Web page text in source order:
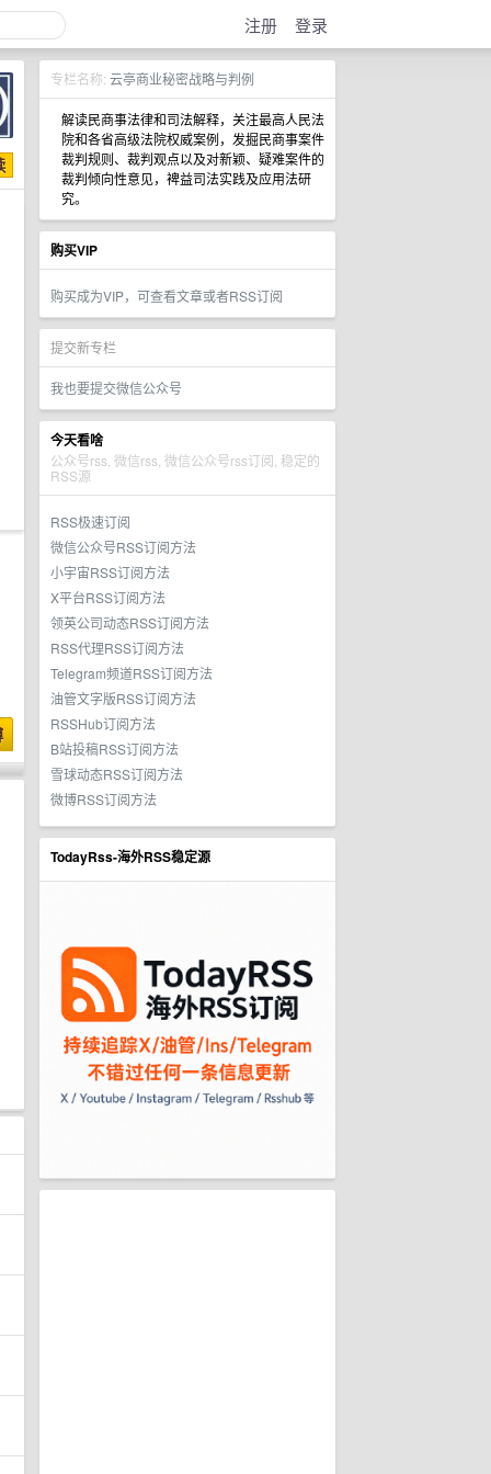
注册 登录
专栏名称: 云亭商业秘密战略与判例
解读民商事法律和司法解释，关注最高人民法
院和各省高级法院权威案例，发掘民商事案件
裁判规则、裁判观点以及对新颖、疑难案件的
裁判倾向性意见，裨益司法实践及应用法研
究。
购买VIP
购买成为VIP，可查看文章或者RSS订阅
提交新专栏
我也要提交微信公众号
今天看啥
公众号rss, 微信rss, 微信公众号rss订阅, 稳定的
RSS源
RSS极速订阅
微信公众号RSS订阅方法
小宇宙RSS订阅方法
X平台RSS订阅方法
领英公司动态RSS订阅方法
RSS代理RSS订阅方法
Telegram频道RSS订阅方法
油管文字版RSS订阅方法
RSSHub订阅方法
B站投稿RSS订阅方法
雪球动态RSS订阅方法
微博RSS订阅方法
TodayRss-海外RSS稳定源